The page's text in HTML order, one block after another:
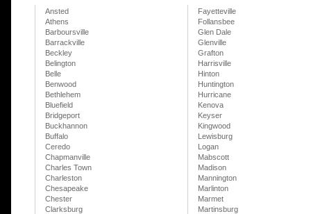
Ansted
Fayetteville
Athens
Follansbee
Barboursville
Glen Dale
Barrackville
Glenville
Beckley
Grafton
Belington
Harrisville
Belle
Hinton
Benwood
Huntington
Bethlehem
Hurricane
Bluefield
Kenova
Bridgeport
Keyser
Buckhannon
Kingwood
Buffalo
Lewisburg
Ceredo
Logan
Chapmanville
Mabscott
Charles Town
Madison
Charleston
Mannington
Chesapeake
Marlinton
Chester
Marmet
Clarksburg
Martinsburg